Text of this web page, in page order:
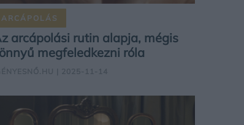
ARCÁPOLÁS
arcápolási rutin alapja, mégis
megfeledkezni róla